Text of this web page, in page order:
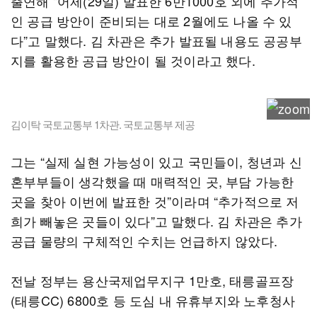
인 공급 방안이 준비되는 대로 2월에도 나올 수 있
다”고 말했다. 김 차관은 추가 발표될 내용도 공공부
지를 활용한 공급 방안이 될 것이라고 했다.
김이탁 국토교통부 1차관. 국토교통부 제공
그는 “실제 실현 가능성이 있고 국민들이, 청년과 신
혼부부들이 생각했을 때 매력적인 곳, 부담 가능한
곳을 찾아 이번에 발표한 것”이라며 “추가적으로 저
희가 빼놓은 곳들이 있다”고 말했다. 김 차관은 추가
공급 물량의 구체적인 수치는 언급하지 않았다.
전날 정부는 용산국제업무지구 1만호, 태릉골프장
(태릉CC) 6800호 등 도심 내 유휴부지와 노후청사